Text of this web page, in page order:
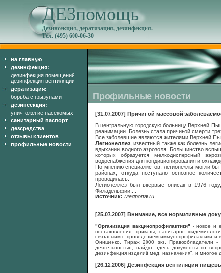
ДЕЗпомощь
Дезинсекция, дератизация, дезинфекция.
Тел. (495) 600-06-30
на главную
дезинфекция:
дезинфекция помещений
дезинфекция вентиляции
дератизация:
борьба с грызунами
дезинсекция:
уничтожение насекомых
санитарный паспорт
дезсредства
отзывы клиентов
профильные новости
Профильные новости
[31.07.2007] Причиной массовой
В центральную городскую больницу Верхней
реанимации. Болезнь стала причиной смерти
Все заболевшие являются жителями Верхней
Легионеллез , известный также как болезнь
вдыхании водного аэрозоля. Большинство
которых образуется мелкодисперсный
водоснабжения для кондиционирования и
По мнению специалистов, легионеллы могли
районах, откуда поступало основное
проводилась.
Легионеллез был впервые описан в 1976
Филадельфии....
Источник: Medportal.ru
[25.07.2007] Внимание, все нормативные
"Организация вакцинопрофилактики" - новое и
постановления, приказы, санитарно-
связаныим с проведением иммунопрофилактики и
Онищенко. Тираж 2000 экз. Правообладатели
деятельностью, найдут здесь документы по
дезинфекция изделий мед. назначения", и многое
[26.12.2006] Дезинфекция вентиляции